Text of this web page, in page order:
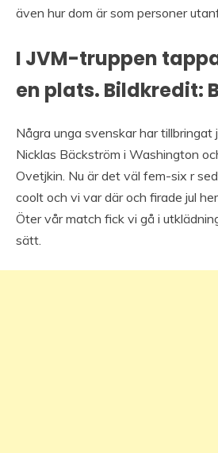
även hur dom är som personer
I JVM-truppen
en plats. Bildkredit:
Några unga svenskar har tillbringat
Nicklas Bäckström i Washington
Ovetjkin. Nu är det väl fem-six r
coolt och vi var där och firade jul
Öter vår match fick vi gå i
sätt.